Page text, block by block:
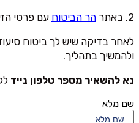
2. באתר
הר הביטוח עם פרטי
לאחר בדיקה שיש לך ביטוח
ולהמשיך בתהליך.
נא להשאיר מספר טלפון נייד
שם מלא